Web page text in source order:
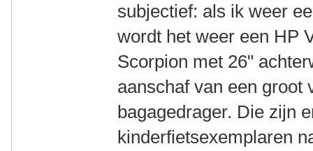
subjectief: als ik weer
wordt het weer een HP
Scorpion met 26"
aanschaf van een groot
bagagedrager. Die zijn
kinderfietsexemplaren